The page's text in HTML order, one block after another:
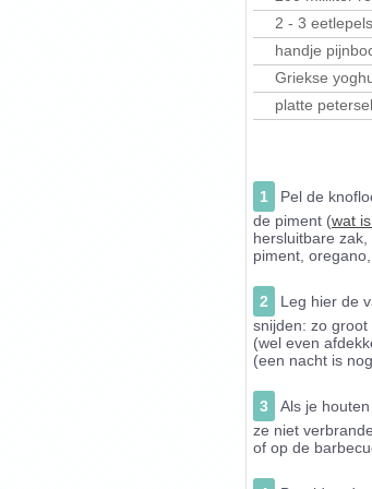
2 - 3
handje
Griekse
platte
1
Pel de
de piment (wat
hersluitbare
piment,
2
Leg hier de
snijden: zo
(wel even
(een nacht is
3
Als je
ze niet
of op de